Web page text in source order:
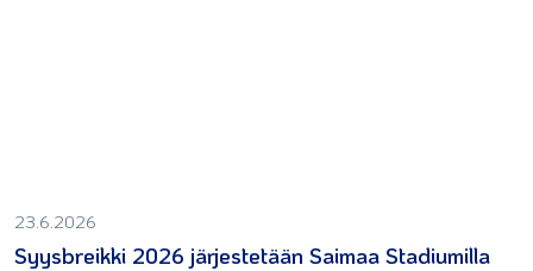
23.6.2026
Syysbreikki 2026 järjestetään Saimaa Stadiumilla